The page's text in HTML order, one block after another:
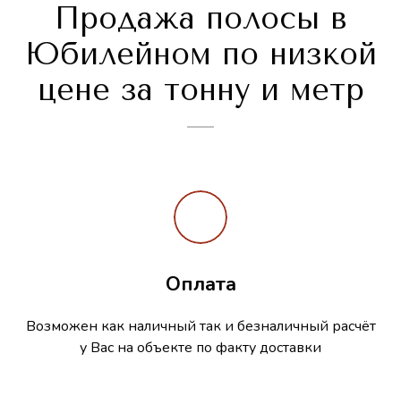
Продажа полосы в
Юбилейном по низкой
цене за тонну и метр
Оплата
Возможен как наличный так и безналичный расчёт
у Вас на объекте по факту доставки